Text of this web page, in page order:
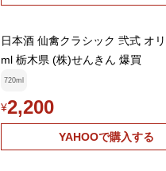
日本酒 仙禽クラシック 弐式 オ
ml 栃木県 (株)せんきん 爆買
720ml
¥2,200
YAHOOで購入する